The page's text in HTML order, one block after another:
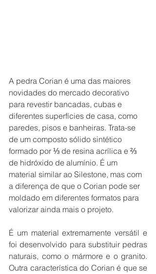
A pedra Corian é uma das maiores
novidades do mercado decorativo
para revestir bancadas, cubas e
diferentes superfícies de casa, como
paredes, pisos e banheiras. Trata-se
de um composto sólido sintético
formado por ⅓ de resina acrílica e ⅔
de hidróxido de alumínio. É um
material similar ao Silestone, mas com
a diferença de que o Corian pode ser
moldado em diferentes formatos para
valorizar ainda mais o projeto.
É um material extremamente versátil e
foi desenvolvido para substituir pedras
naturais, como o mármore e o granito.
Outra característica do Corian é que se